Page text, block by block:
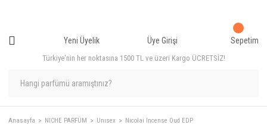
Türkiye'nin her noktasına 1500 TL ve üzeri Kargo ÜCRETSİZ!
Yeni Üyelik Üye Girişi Sepetim
Anasayfa NICHE PARFÜM Unısex Nicolai Incense Oud EDP